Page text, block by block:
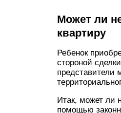
Может ли
квартиру
Ребенок
стороной
представители
Итак, может ли
помощью